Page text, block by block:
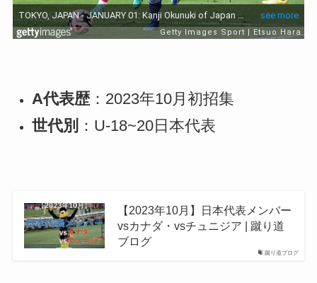
A代表歴：2023年10月初招集
世代別 ：U-18~20日本代表
蹴り道ブログ
【2023年10月】日本代表メンバー
vsカナダ・vsチュニジア | 蹴り道
ブログ